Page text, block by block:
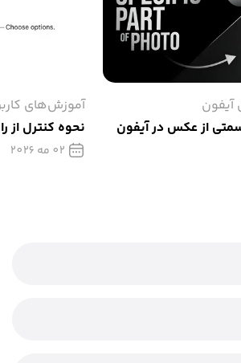
آیفون
از عکس در آیفون
آموزش‌های
نحوه کنترل از
02 مه 2026